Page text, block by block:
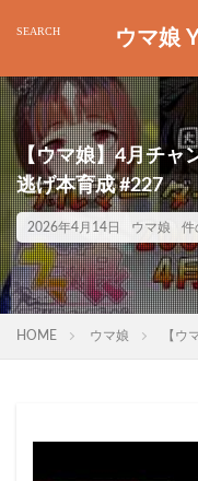
ウマ娘
【ウマ娘】4月チャ
逃げ本育成 #227
2026年4月14日 ウマ娘 件
HOME ウマ娘 【ウ